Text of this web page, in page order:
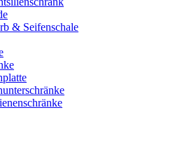
& Seifenschale